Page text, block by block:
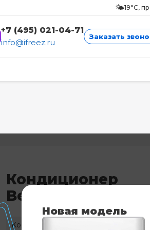
🌤️19°C,
+7 (495) 021-04-71
info@ifreez.ru
Заказать
Кондиционер
Berlingtoun BR-
Код: 6423
Новая модель